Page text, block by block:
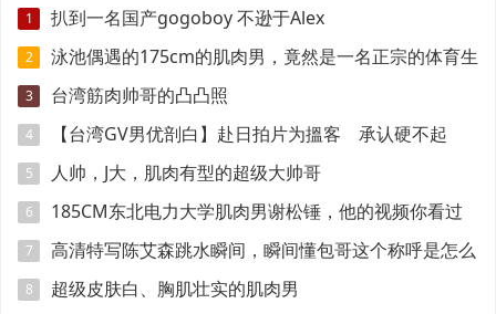
1 扒到一名国产gogoboy 不逊于Alex
2 泳池偶遇的175cm的肌肉男，竟然是一名正宗的体育生
3 台湾筋肉帅哥的凸凸照
4
【台湾GV男优剖白】赴日拍片为搵客 承认硬不起
来：但我还有性欲
5 人帅，J大，肌肉有型的超级大帅哥
6
185CM东北电力大学肌肉男谢松锤，他的视频你看过
吗
7
高清特写陈艾森跳水瞬间，瞬间懂包哥这个称呼是怎么
来的
8 超级皮肤白、胸肌壮实的肌肉男